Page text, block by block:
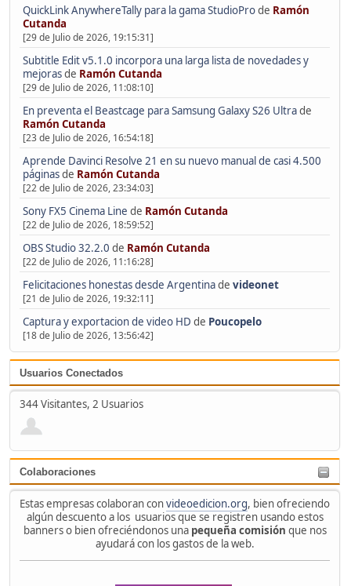
QuickLink AnywhereTally para la gama StudioProde Ramón
Cutanda
[29 de Julio de 2026, 19:15:31]
Subtitle Edit v5.1.0 incorpora una larga lista de novedades y
mejorasde Ramón Cutanda
[29 de Julio de 2026, 11:08:10]
En preventa el Beastcage para Samsung Galaxy S26 Ultrade
Ramón Cutanda
[23 de Julio de 2026, 16:54:18]
Aprende Davinci Resolve 21 en su nuevo manual de casi 4.500
páginasde Ramón Cutanda
[22 de Julio de 2026, 23:34:03]
Sony FX5 Cinema Line de Ramón Cutanda
[22 de Julio de 2026, 18:59:52]
OBS Studio 32.2.0 de Ramón Cutanda
[22 de Julio de 2026, 11:16:28]
Felicitaciones honestas desde Argentinade videonet
[21 de Julio de 2026, 19:32:11]
Captura y exportacion de video HD de Poucopelo
[18 de Julio de 2026, 13:56:42]
Usuarios Conectados
344 Visitantes, 2 Usuarios
Colaboraciones
Estas empresas colaboran convideoedicion.org, bien ofreciendo
algún descuento a los usuarios que se registren usando estos
banners o bien ofreciéndonos una pequeña comisión que nos
ayudará con los gastos de la web.